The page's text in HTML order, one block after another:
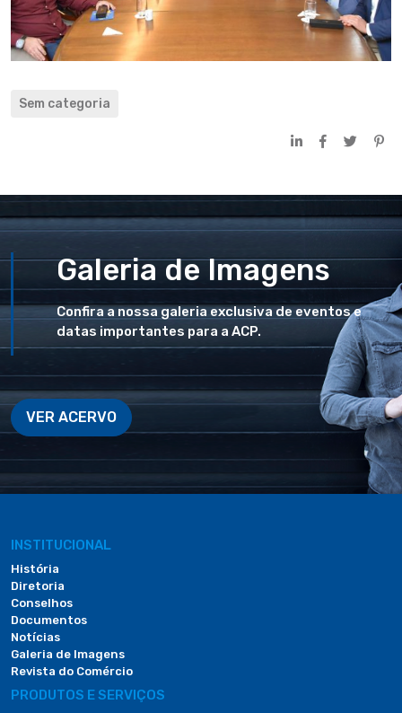
Sem categoria
Galeria de Imagens
Confira a nossa galeria exclusiva de eventos e
datas importantes para a ACP.
VER ACERVO
INSTITUCIONAL
História
Diretoria
Conselhos
Documentos
Notícias
Galeria de Imagens
Revista do Comércio
PRODUTOS E SERVIÇOS